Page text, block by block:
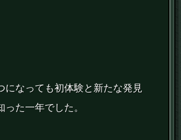
になっても初体験と新たな発見
った一年でした。